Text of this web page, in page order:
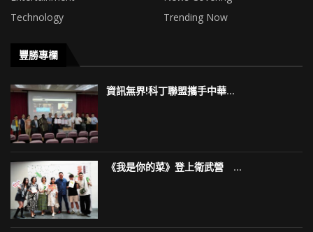
Technology
Trending Now
豐勝專欄
資訊無界!科丁聯盟攜手中華...
《我是你的菜》登上衛武營 ...